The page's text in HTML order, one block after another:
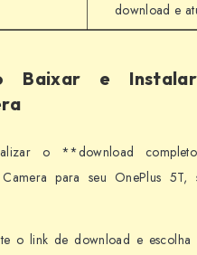
download e
Baixar e
o **download
para seu OnePlus 5T,
o link de download e escolha